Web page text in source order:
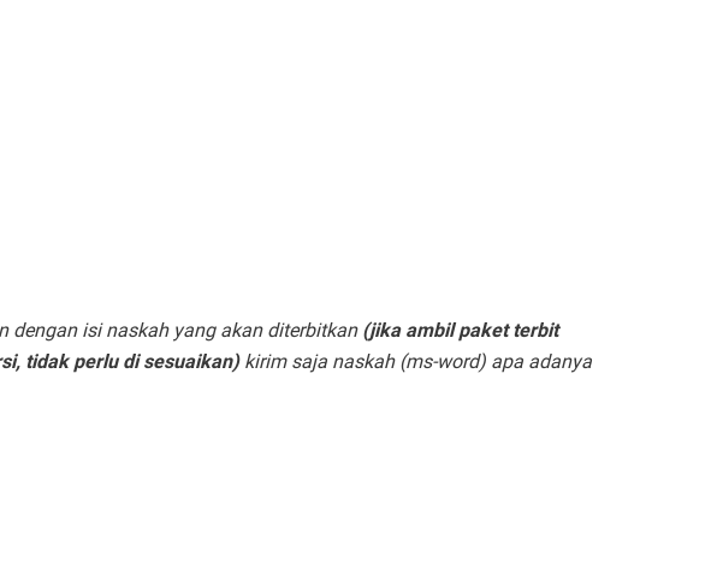
dengan isi naskah yang akan diterbitkan (jika ambil paket terbit
tidak perlu di sesuaikan) kirim saja naskah (ms-word) apa adanya